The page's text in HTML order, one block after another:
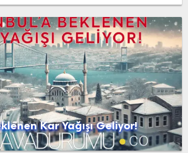
Kocakovacık Küçükkumla
Mudanya Mustafakemalpaşa
Orhangazi Yenişehir
Kar Yağışı Geliyor!